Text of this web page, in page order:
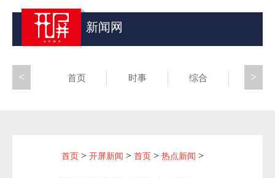
新闻网
首页 时事 综合 昆滇
>
<
首页 > 开屏新闻 > 首页 > 热点新闻 >